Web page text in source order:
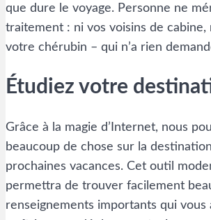
que dure le voyage. Personne ne
traitement : ni vos voisins de cabine,
votre chérubin – qui n’a rien
Étudiez votre
Grâce à la magie d’Internet, nous
beaucoup de chose sur la
prochaines vacances. Cet outil
permettra de trouver facilement
renseignements importants qui vous